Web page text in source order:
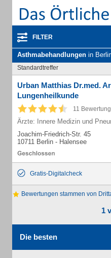
FILTER
Asthmabehandlungen in Berlin
Standardtreffer
Urban Matthias Dr.med.
Lungenheilkunde
11
Ärzte: Innere Medizin und
Joachim-Friedrich-Str. 45
10711 Berlin - Halensee
Gratis-Digitalcheck
Bewertungen stammen von
1
Die besten